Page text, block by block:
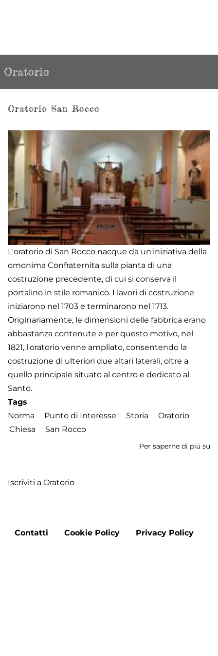
Oratorio
Oratorio San Rocco
L'oratorio di San Rocco nacque da un'iniziativa della
omonima Confraternita sulla pianta di una
costruzione precedente, di cui si conserva il
portalino in stile romanico. I lavori di costruzione
iniziarono nel 1703 e terminarono nel 1713.
Originariamente, le dimensioni delle fabbrica erano
abbastanza contenute e per questo motivo, nel
1821, l'oratorio venne ampliato, consentendo la
costruzione di ulteriori due altari laterali, oltre a
quello principale situato al centro e dedicato al
Santo.
Tags
Norma
Punto di Interesse Storia
Oratorio
Chiesa
San Rocco
Per saperne di più su
Iscriviti a Oratorio
Footer
Contatti Cookie Policy Privacy Policy